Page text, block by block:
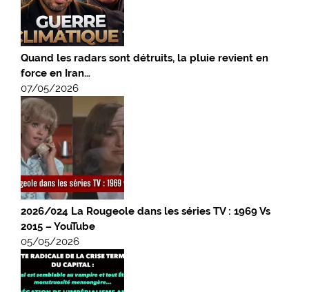
Quand les radars sont détruits, la pluie revient en
force en Iran…
07/05/2026
2026/024 La Rougeole dans les séries TV : 1969 Vs
2015 – YouTube
05/05/2026